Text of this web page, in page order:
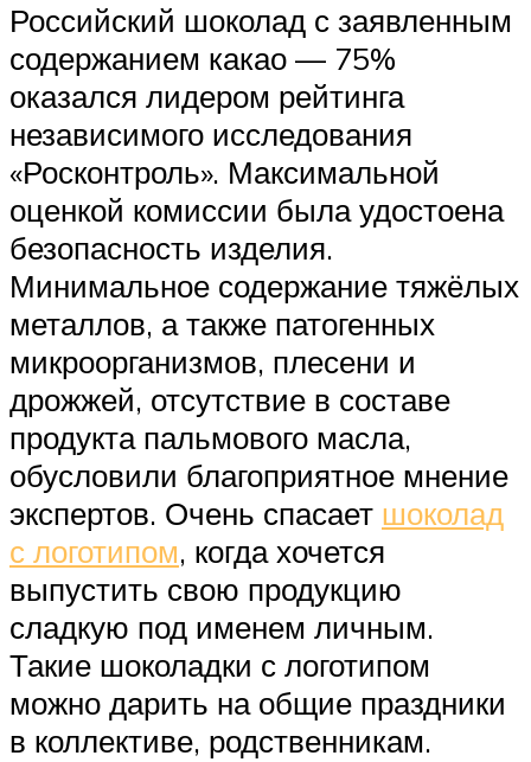
Российский шоколад с заявленным
содержанием какао — 75%
оказался лидером рейтинга
независимого исследования
«Росконтроль». Максимальной
оценкой комиссии была удостоена
безопасность изделия.
Минимальное содержание тяжёлых
металлов, а также патогенных
микроорганизмов, плесени и
дрожжей, отсутствие в составе
продукта пальмового масла,
обусловили благоприятное мнение
экспертов. Очень спасает шоколад
с логотипом, когда хочется
выпустить свою продукцию
сладкую под именем личным.
Такие шоколадки с логотипом
можно дарить на общие праздники
в коллективе, родственникам.